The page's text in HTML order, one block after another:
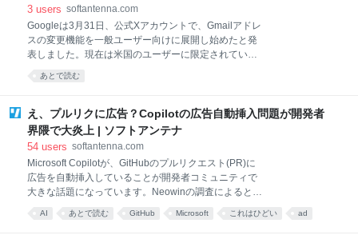
とめます。 hostsファイルにAdobe独自の行が追加さ
れていた 今回の問題では、複数のユーザーが、以下の
ようなエントリがシステムのhostsファイルに自動的に
追加されていたと報告しています。 ## Adobe
detect-ccd.creativecloud.adobe.com ## Adobe
3 users softantenna.com
Googleは3月31日、公式Xアカウントで、Gmailアドレ
スの変更機能を一般ユーザー向けに展開し始めたと発
表しました。現在は米国のユーザーに限定されていま
すが、近日中に他の国へ拡大する作業を進めていると
のことです。 You asked, we delivered. If you’re a U.S.
username for tools like Gmail, Photos, Drive and more
— while keeping your emails, data and account
history. Here’s what to know: 1️⃣ You can choose any
あとで読む
え、プルリクに広告？Copilotの広告自動挿入問題が開発者
界隈で大炎上 | ソフトアンテナ
54 users softantenna.com
Microsoft Copilotが、GitHubのプルリクエスト(PR)に
広告を自動挿入していることが開発者コミュニティで
大きな話題になっています。Neowinの調査によると、
すでに150万件以上のPRに広告が紛れ込んでいるとの
ことです。 発端は、オーストラリアの開発者が「単な
AI あとで読む GitHub Microsoft これはひどい ad